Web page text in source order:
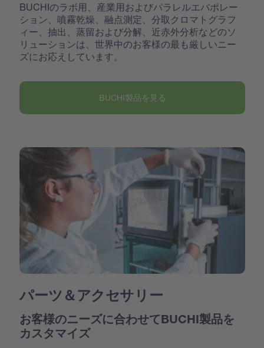
BUCHIのラボ用、産業用およびパラレルエバポレー
ション、噴霧乾燥、融点測定、分取クロマトグラフ
ィー、抽出、蒸留および分解、近赤外分析などのソ
リューションは、世界中のお客様の最も厳しいニー
ズにお応えしています。
BUCHI製品を見る
パーツ＆アクセサリー
お客様のニーズに合わせてBUCHI製品を
カスタマイズ